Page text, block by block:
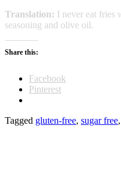
Translation: I never eat fries
seasoning and olive oil.
Share this:
Facebook
Pinterest
Tagged gluten-free, sugar free,